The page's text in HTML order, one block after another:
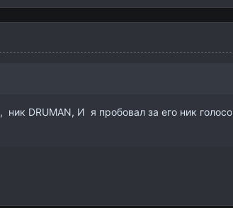
DRUMAN, И я пробовал за его ник